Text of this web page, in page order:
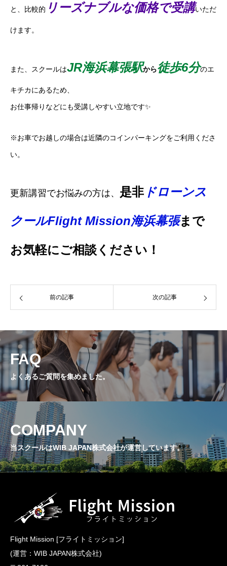
と、比較的 リーズナブルな価格で受講いただ
けます。
また、スクールはJR海浜幕張駅から徒歩6分のエ
キチカにあるため、
お仕事帰りなどにも受講しやすい立地です✨
※お車でお越しの場合は近隣のコインパーキングをご利用くださ
い。
更新講習でお悩みの方は、 是非 ドローンス
クールFlight Mission海浜幕張まで
お気軽にご相談ください！
前の記事 次の記事
FAQ
よくあるご質問を集めました。
COMPANY
当スクールはWIB JAPAN株式会社が運営しています。
Flight Mission [フライトミッション]
(運営：WIB JAPAN株式会社)